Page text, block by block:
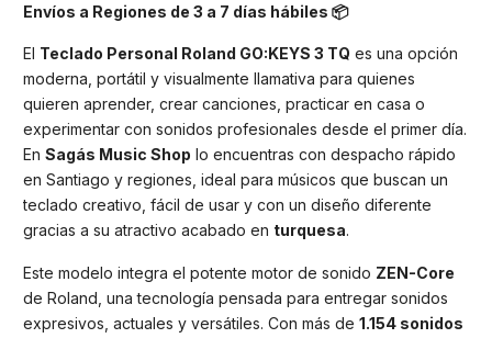
Envíos a Regiones de 3 a 7 días hábiles 📦
El Teclado Personal Roland GO:KEYS 3 TQ es una opción
moderna, portátil y visualmente llamativa para quienes
quieren aprender, crear canciones, practicar en casa o
experimentar con sonidos profesionales desde el primer día.
En Sagás Music Shop lo encuentras con despacho rápido
en Santiago y regiones, ideal para músicos que buscan un
teclado creativo, fácil de usar y con un diseño diferente
gracias a su atractivo acabado en turquesa.
Este modelo integra el potente motor de sonido ZEN-Core
de Roland, una tecnología pensada para entregar sonidos
expresivos, actuales y versátiles. Con más de 1.154 sonidos